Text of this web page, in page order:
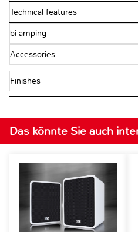
Technical features
bi-amping
Accessories
Finishes
Das könnte Sie auch